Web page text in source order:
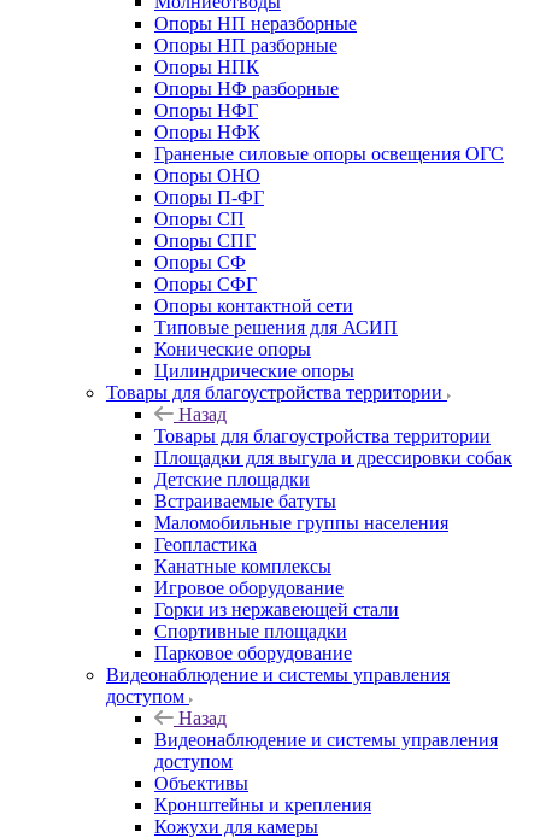
Опоры НП неразборные
Опоры НП разборные
Опоры НПК
Опоры НФ разборные
Опоры НФГ
Опоры НФК
Граненые силовые опоры освещения ОГС
Опоры ОНО
Опоры П-ФГ
Опоры СП
Опоры СПГ
Опоры СФ
Опоры СФГ
Опоры контактной сети
Типовые решения для АСИП
Конические опоры
Цилиндрические опоры
Товары для благоустройства территории
Назад
Товары для благоустройства территории
Площадки для выгула и дрессировки собак
Детские площадки
Встраиваемые батуты
Маломобильные группы населения
Геопластика
Канатные комплексы
Игровое оборудование
Горки из нержавеющей стали
Спортивные площадки
Парковое оборудование
Видеонаблюдение и системы управления
доступом
Назад
Видеонаблюдение и системы управления
доступом
Объективы
Кронштейны и крепления
Кожухи для камеры